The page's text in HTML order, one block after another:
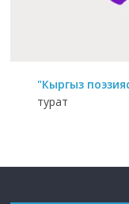
"Кыргыз
турат